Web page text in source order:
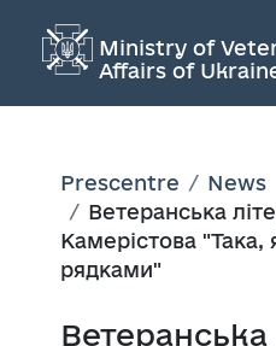
Ministry of
Affairs of
Prescentre
News
Ветеранська
Камерістова "Така,
рядками"
Ветеранська